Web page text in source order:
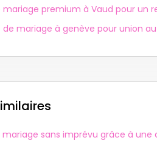
mariage premium à Vaud pour un
de mariage à genève pour union
sans imprévu grâce à une